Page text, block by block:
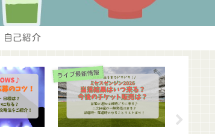
自己紹介
ライブ最新情報